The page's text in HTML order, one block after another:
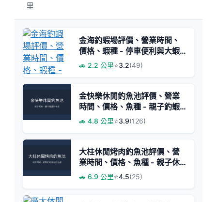
里
金海釣蝦場評價、營業時間、
價格、蝦種 - 停車便利與大蝦
體驗
🚗 2.2 公里⭐3.2(49)
金快樂休閒釣魚池評價、營業
時間、價格、魚種 - 親子釣蝦
樂園
🚗 4.8 公里⭐3.9(126)
大柱休閒烤肉釣魚池評價、營
業時間、價格、魚種 - 親子休
閒烤肉釣場
🚗 6.9 公里⭐4.5(25)